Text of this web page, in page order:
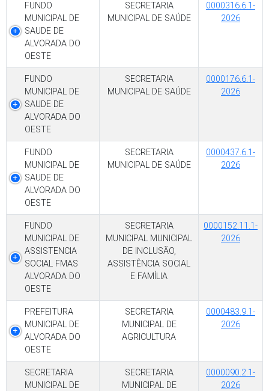
FUNDO
MUNICIPAL DE
SAUDE DE
ALVORADA DO
OESTE
SECRETARIA
MUNICIPAL DE SAÚDE
0000316.6.1-
2026
FUNDO
MUNICIPAL DE
SAUDE DE
ALVORADA DO
OESTE
SECRETARIA
MUNICIPAL DE SAÚDE
0000176.6.1-
2026
FUNDO
MUNICIPAL DE
SAUDE DE
ALVORADA DO
OESTE
SECRETARIA
MUNICIPAL DE SAÚDE
0000437.6.1-
2026
FUNDO
MUNICIPAL DE
ASSISTENCIA
SOCIAL FMAS
ALVORADA DO
OESTE
SECRETARIA
MUNICIPAL MUNICIPAL
DE INCLUSÃO,
ASSISTÊNCIA SOCIAL
E FAMÍLIA
0000152.11.1-
2026
PREFEITURA
MUNICIPAL DE
ALVORADA DO
OESTE
SECRETARIA
MUNICIPAL DE
AGRICULTURA
0000483.9.1-
2026
SECRETARIA
MUNICIPAL DE
SECRETARIA
MUNICIPAL DE
0000090.2.1-
2026